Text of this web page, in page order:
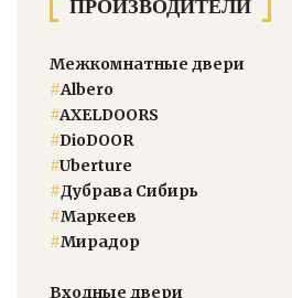
ПРОИЗВОДИТЕЛИ
Межкомнатные двери
#Albero
#AXELDOORS
#DioDOOR
#Uberture
#Дубрава Сибирь
#Маркеев
#Мирадор
Входные двери